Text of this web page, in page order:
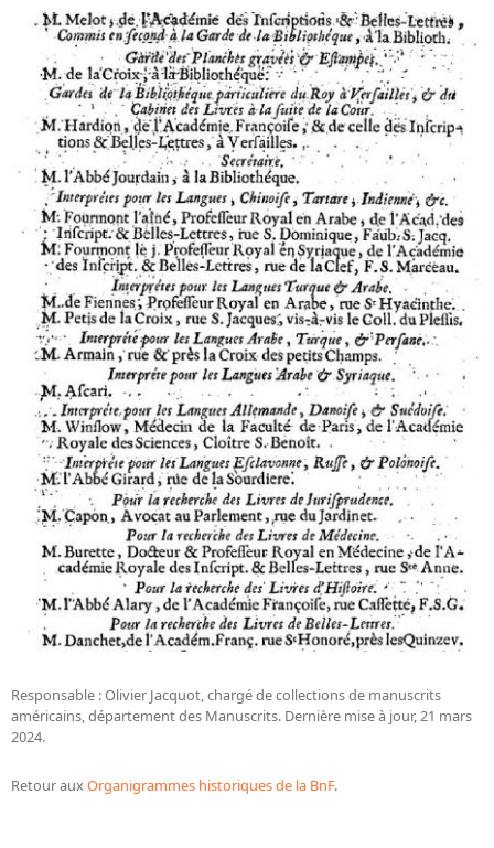
Responsable : Olivier Jacquot, chargé de collections de manuscrits
américains, département des Manuscrits. Dernière mise à jour, 21 mars
2024.
Retour auxOrganigrammes historiques de la BnF.